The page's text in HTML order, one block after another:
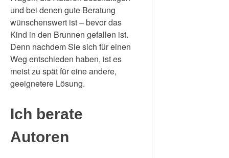
und bei denen gute Beratung
wünschenswert ist – bevor das
Kind in den Brunnen gefallen ist.
Denn nachdem Sie sich für einen
Weg entschieden haben, ist es
meist zu spät für eine andere,
geeignetere Lösung.
Ich berate
Autoren